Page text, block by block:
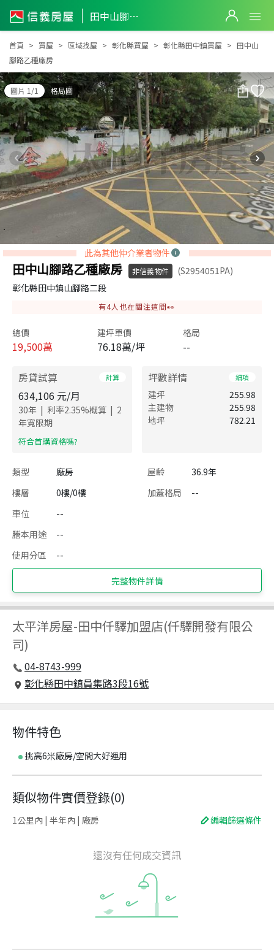
田中山腳路乙種廠房
田中山腳路乙種廠房
首頁 買屋 區域找屋 彰化縣買屋 彰化縣田中鎮買屋
田中山
腳路乙種廠房
圖片 1/1 格局圖
此為其他仲介業者物件
田中山腳路乙種廠房 非信義物件
(S2954051PA)
彰化縣田中鎮山腳路二段
有4人也在關注這間👀
總價
19,500萬
建坪單價
76.18萬/坪
格局
--
房貸試算 計算
634,106 元/月
30年 | 利率2.35%概算 | 2
年寬限期
​符合首購資格嗎?
坪數詳情 細項
建坪
255.98
主建物
255.98
地坪
782.21
類型 廠房 屋齡
36.9年
樓層
0樓/0樓 加蓋格局
--
車位
--
謄本用途
--
使用分區
--
完整物件詳情
太平洋房屋-田中仟驛加盟店(仟驛開發有限公
司)
04-8743-999
彰化縣田中鎮員集路3段16號
物件特色
挑高6米廠房/空間大好運用
類似物件實價登錄(0)
1公里內 | 半年內 | 廠房 編輯篩選條件
還沒有任何成交資訊